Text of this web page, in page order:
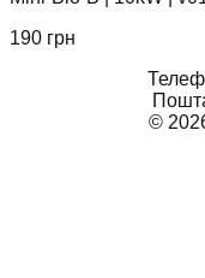
190 грн
©